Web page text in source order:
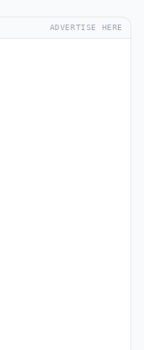
ADVERTISE HERE